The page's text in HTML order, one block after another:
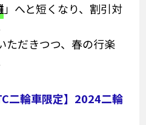
」へと短くなり、割引対
ただきつつ、春の行楽
二輪車限定】2024二輪